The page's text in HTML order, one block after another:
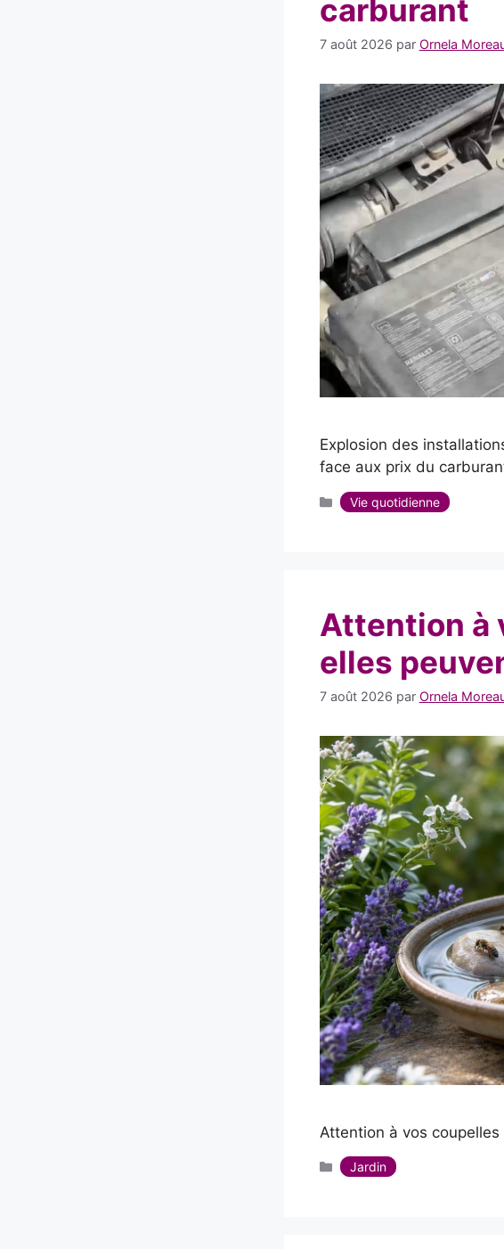
carburant
7 août 2026 par Ornela
Explosion des
face aux prix du
Catégories
Vie quotidienne
Attention à
elles
7 août 2026 par Ornela
Attention à vos
Catégories
Jardin